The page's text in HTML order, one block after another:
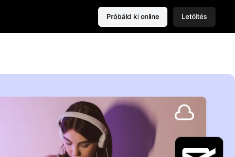
Próbáld ki online Letöltés